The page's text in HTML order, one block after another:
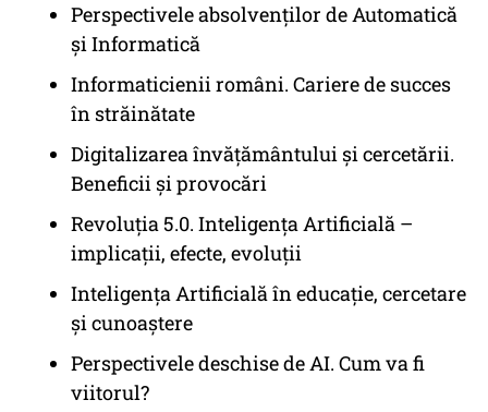
Perspectivele absolvenților de Automatică
și Informatică
Informaticienii români. Cariere de succes
în străinătate
Digitalizarea învățământului și cercetării.
Beneficii și provocări
Revoluția 5.0. Inteligența Artificială –
implicații, efecte, evoluții
Inteligența Artificială în educație, cercetare
și cunoaștere
Perspectivele deschise de AI. Cum va fi
viitorul?